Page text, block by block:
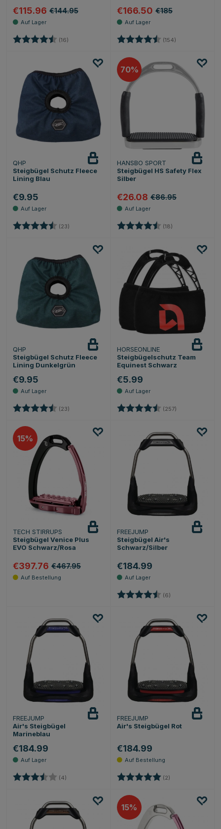
€115.96 €144.95
Bewertung: (16) 4.9 von 5 Sternen
€166.50 €185
Bewertung: (154)
QHP
Steigbügel Schutz Fleece
Lining Blau
€9.95
Bewertung: (23) 4.3 von 5 Sternen
70
HANSBO SPORT
Steigbügel HS Safety Flex
Silber
€26.08 €86.95
Bewertung: (18)
QHP
Steigbügel Schutz Fleece
Lining Dunkelgrün
€9.95
Bewertung: (23) 4.3 von 5 Sternen
HORSEONLINE
Steigbügelschutz Team
Equinest Schwarz
€5.99
Bewertung: (257)
15
TECH STIRRUPS
Steigbügel Venice Plus
EVO Schwarz/Rosa
€397.76 €467.95
FREEJUMP
Steigbügel Air's
Schwarz/Silber
€184.99
Bewertung: (6)
FREEJUMP
Air's Steigbügel
Marineblau
€184.99
Bewertung: (4) 3.8 von 5 Sternen
FREEJUMP
Air's Steigbügel Rot
€184.99
Bewertung: (2)
15